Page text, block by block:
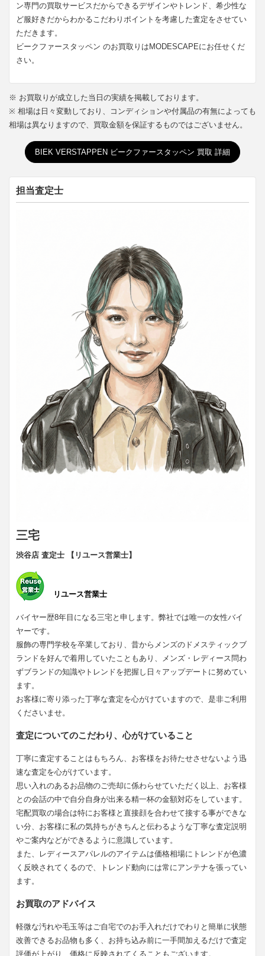
ン専門の買取サービスだからできるデザインやトレンド、希少性な
ど服好きだからわかるこだわりポイントを考慮した査定をさせてい
ただきます。
ビークファースタッペン のお買取りはMODESCAPEにお任せくだ
さい。
※ お買取りが成立した当日の実績を掲載しております。
※ 相場は日々変動しており、コンディションや付属品の有無によっても
相場は異なりますので、買取金額を保証するものではございません。
BIEK VERSTAPPEN ビークファースタッペン 買取 詳細
担当査定士
三宅
渋谷店 査定士 【リユース営業士】
リユース営業士
バイヤー歴8年目になる三宅と申します。弊社では唯一の女性バイ
ヤーです。
服飾の専門学校を卒業しており、昔からメンズのドメスティックブ
ランドを好んで着用していたこともあり、メンズ・レディース問わ
ずブランドの知識やトレンドを把握し日々アップデートに努めてい
ます。
お客様に寄り添った丁寧な査定を心がけていますので、是非ご利用
くださいませ。
査定についてのこだわり、心がけていること
丁寧に査定することはもちろん、お客様をお待たせさせないよう迅
速な査定を心がけています。
思い入れのあるお品物のご売却に係わらせていただく以上、お客様
との会話の中で自分自身が出来る精一杯の金額対応をしています。
宅配買取の場合は特にお客様と直接顔を合わせて接する事ができな
い分、お客様に私の気持ちがきちんと伝わるような丁寧な査定説明
やご案内などができるように意識しています。
また、レディースアパレルのアイテムは価格相場にトレンドが色濃
く反映されてくるので、トレンド動向には常にアンテナを張ってい
ます。
お買取のアドバイス
軽微な汚れや毛玉等はご自宅でのお手入れだけでわりと簡単に状態
改善できるお品物も多く、お持ち込み前に一手間加えるだけで査定
評価が上がり、価格に反映されてくることもございます。